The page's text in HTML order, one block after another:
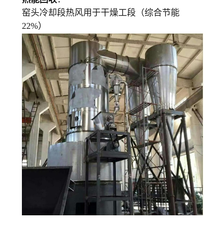
窑头冷却段热风用于干燥工段（综合节能
22%）